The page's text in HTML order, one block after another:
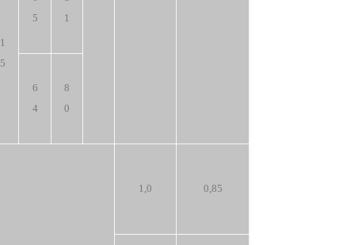
1
5
5
1
6
4
8
0
1,0
0,85